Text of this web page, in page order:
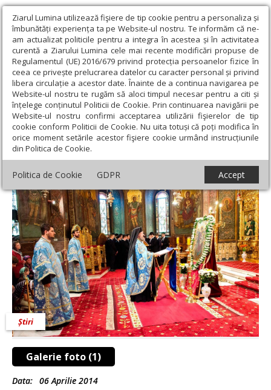
Ziarul Lumina utilizează fişiere de tip cookie pentru a personaliza și
îmbunătăți experiența ta pe Website-ul nostru. Te informăm că ne-
am actualizat politicile pentru a integra în acestea și în activitatea
curentă a Ziarului Lumina cele mai recente modificări propuse de
Regulamentul (UE) 2016/679 privind protecția persoanelor fizice în
ceea ce privește prelucrarea datelor cu caracter personal și privind
libera circulație a acestor date. Înainte de a continua navigarea pe
Website-ul nostru te rugăm să aloci timpul necesar pentru a citi și
înțelege conținutul Politicii de Cookie. Prin continuarea navigării pe
Website-ul nostru confirmi acceptarea utilizării fişierelor de tip
cookie conform Politicii de Cookie. Nu uita totuși că poți modifica în
orice moment setările acestor fişiere cookie urmând instrucțiunile
din Politica de Cookie.
Politica de Cookie GDPR Accept
Ziarul Lumina › Actualitate religioasă › Știri › Denia Acatistului
Bunei Vestiri la Catedrala patriarhală
Denia Acatistului Bunei Vestiri la Catedrala
patriarhală
Galerie foto (1)
Știri
Data: 06 Aprilie 2014